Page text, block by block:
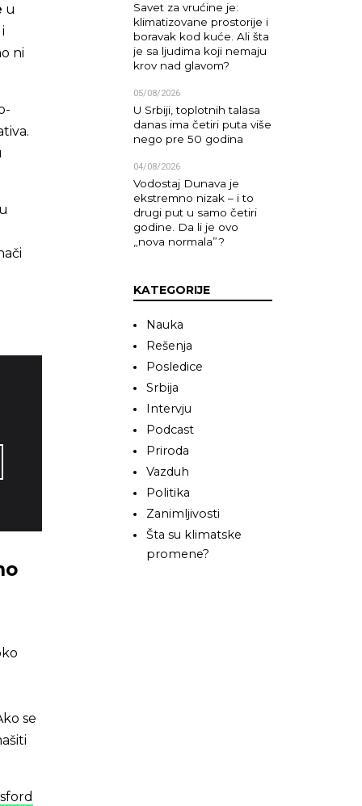
u
ni
u
se
Savet za vrućine je:
klimatizovane prostorije i
boravak kod kuće. Ali šta
je sa ljudima koji nemaju
krov nad glavom?
05/08/2026
U Srbiji, toplotnih talasa
danas ima četiri puta više
nego pre 50 godina
04/08/2026
Vodostaj Dunava je
ekstremno nizak – i to
drugi put u samo četiri
godine. Da li je ovo
„nova normala”?
KATEGORIJE
Nauka
Rešenja
Posledice
Srbija
Intervju
Podcast
Priroda
Vazduh
Politika
Zanimljivosti
Šta su klimatske
promene?